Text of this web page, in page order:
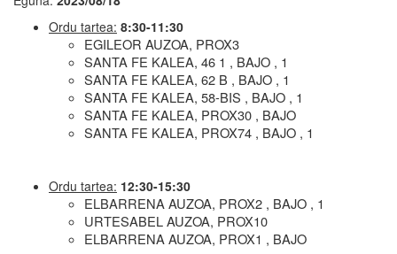
Ordu tartea: 8:30-11:30
EGILEOR AUZOA, PROX3
SANTA FE KALEA, 46 1 , BAJO , 1
SANTA FE KALEA, 62 B , BAJO , 1
SANTA FE KALEA, 58-BIS , BAJO , 1
SANTA FE KALEA, PROX30 , BAJO
SANTA FE KALEA, PROX74 , BAJO , 1
Ordu tartea: 12:30-15:30
ELBARRENA AUZOA, PROX2 , BAJO , 1
URTESABEL AUZOA, PROX10
ELBARRENA AUZOA, PROX1 , BAJO